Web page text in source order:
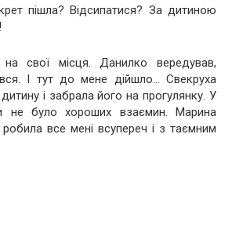
пішла? Відсипатися? За дитиною
свої місця. Данилко вередував,
І тут до мене дійшло… Свекруха
і забрала його на прогулянку. У
не було хороших взаємин. Марина
робила все мені всупереч і з таємним